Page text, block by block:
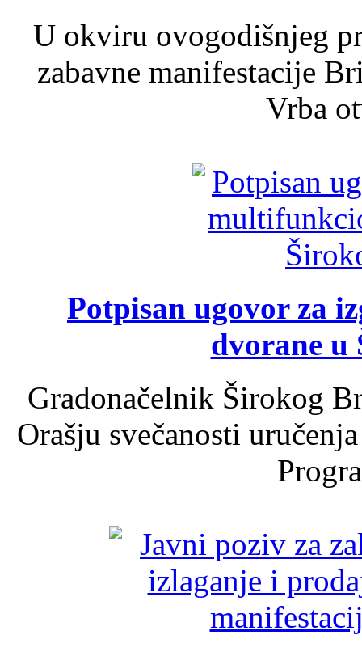
U okviru ovogodišnjeg
zabavne manifestacije
Vrba
Potpisan ugovor za
dvorane u
Gradonačelnik Širokog
Orašju svečanosti